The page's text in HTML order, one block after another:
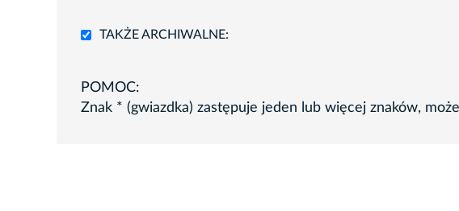
TAKŻE ARCHIWALNE:
POMOC:
Znak * (gwiazdka) zastępuje jeden lub więcej znaków,